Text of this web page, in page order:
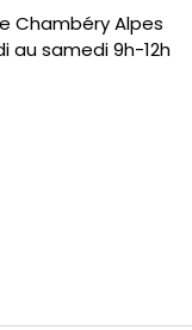
Chambéry Alpes
au samedi 9h-12h